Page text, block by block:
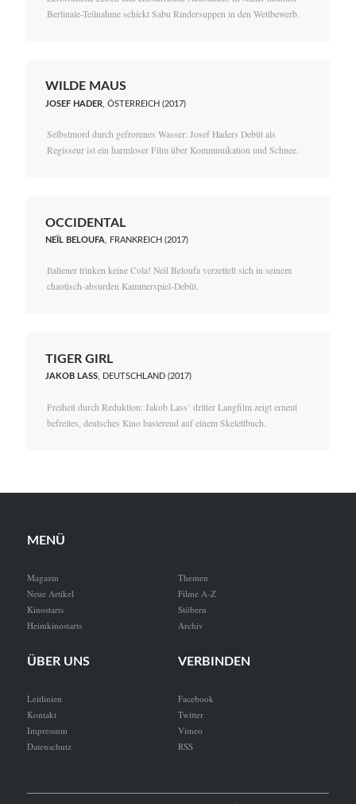
Berlinale-Teilnahme schickt Sabu Rindersuppen in den Wettbewerb.
WILDE MAUS
JOSEF HADER , ÖSTERREICH (2017)
Selbstmord durch gefrorenes Wasser: Josef Haders Debüt als
Regisseur ist ein harmloser Film über Kommunikation und Schnee.
OCCIDENTAL
NEÏL BELOUFA , FRANKREICH (2017)
Italiener trinken keine Cola! Neïl Beloufa verzettelt sich in seinem
chaotisch-absurden Kammerspiel-Debüt.
TIGER GIRL
JAKOB LASS, DEUTSCHLAND (2017)
Freiheit durch Reduktion: Jakob Lass’ dritter Langfilm zeigt erneut
befreites, deutsches Kino basierend auf einem Skelettbuch.
MENÜ
Magazin
Neue Artikel
Kinostarts
Heimkinostarts
Themen
Filme A-Z
Stöbern
Archiv
ÜBER UNS
Leitlinien
Kontakt
Impressum
Datenschutz
VERBINDEN
Facebook
Twitter
Vimeo
RSS